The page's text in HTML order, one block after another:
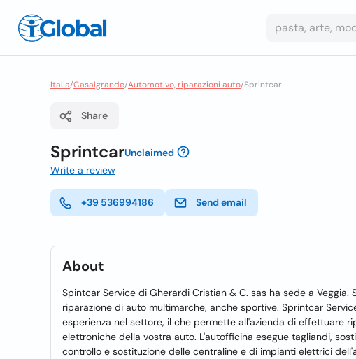
Italia/Casalgrande/Automotivo, riparazioni auto/Sprintcar
Share
SprintcarUnclaimed
Write a review
+39 536994186 Send email
About
Spintcar Service di Gherardi Cristian & C. sas ha sede a
riparazione di auto multimarche, anche sportive. Sprintcar
esperienza nel settore, il che permette all'azienda di effettuare
elettroniche della vostra auto. L'autofficina esegue tagliandi,
controllo e sostituzione delle centraline e di impianti elettrici